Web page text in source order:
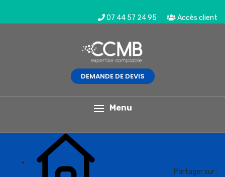
07 44 57 24 95 Accès client
DEMANDE DE DEVIS
Menu
L'actualité du mois
Partager sur :